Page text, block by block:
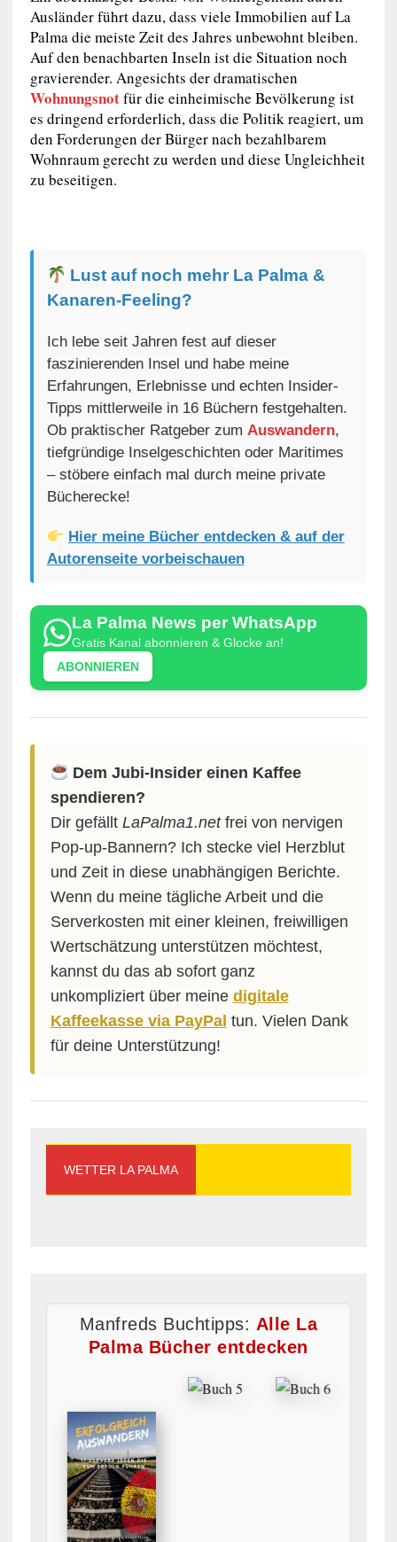
Ausländer führt dazu, dass viele Immobilien auf La
Palma die meiste Zeit des Jahres unbewohnt bleiben.
Auf den benachbarten Inseln ist die Situation noch
gravierender. Angesichts der dramatischen
Wohnungsnotfür die einheimische Bevölkerung ist
es dringend erforderlich, dass die Politik reagiert, um
den Forderungen der Bürger nach bezahlbarem
Wohnraum gerecht zu werden und diese Ungleichheit
zu beseitigen.
Lust auf noch mehr La Palma &
Kanaren-Feeling?
Ich lebe seit Jahren fest auf dieser
faszinierenden Insel und habe meine
Erfahrungen, Erlebnisse und echten Insider-
Tipps mittlerweile in 16 Büchern festgehalten.
Ob praktischer Ratgeber zum Auswandern,
tiefgründige Inselgeschichten oder Maritimes
– stöbere einfach mal durch meine private
Bücherecke!
Hier meine Bücher entdecken & auf der
Autorenseite vorbeischauen
La Palma News per WhatsApp
Gratis Kanal abonnieren & Glocke an!
ABONNIEREN
Dem Jubi-Insider einen Kaffee
spendieren?
Dir gefällt LaPalma1.netfrei von nervigen
Pop-up-Bannern? Ich stecke viel Herzblut
und Zeit in diese unabhängigen Berichte.
Wenn du meine tägliche Arbeit und die
Serverkosten mit einer kleinen, freiwilligen
Wertschätzung unterstützen möchtest,
kannst du das ab sofort ganz
unkompliziert über meine digitale
Kaffeekasse via PayPal tun. Vielen Dank
für deine Unterstützung!
WETTER LA PALMA
Manfreds Buchtipps: Alle La
Palma Bücher entdecken